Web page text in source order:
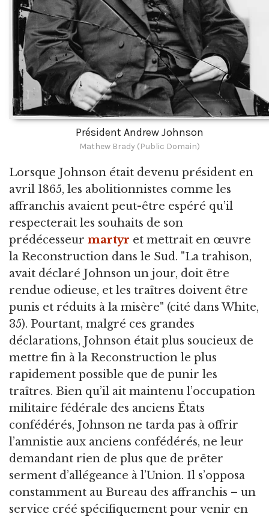
Président Andrew Johnson
Mathew Brady (Public Domain)
Lorsque Johnson était devenu président en
avril 1865, les abolitionnistes comme les
affranchis avaient peut-être espéré qu’il
respecterait les souhaits de son
prédécesseur martyr et mettrait en œuvre
la Reconstruction dans le Sud. "La trahison,
avait déclaré Johnson un jour, doit être
rendue odieuse, et les traîtres doivent être
punis et réduits à la misère" (cité dans White,
35). Pourtant, malgré ces grandes
déclarations, Johnson était plus soucieux de
mettre fin à la Reconstruction le plus
rapidement possible que de punir les
traîtres. Bien qu’il ait maintenu l’occupation
militaire fédérale des anciens États
confédérés, Johnson ne tarda pas à offrir
l’amnistie aux anciens confédérés, ne leur
demandant rien de plus que de prêter
serment d’allégeance à l’Union. Il s’opposa
constamment au Bureau des affranchis – un
service créé spécifiquement pour venir en